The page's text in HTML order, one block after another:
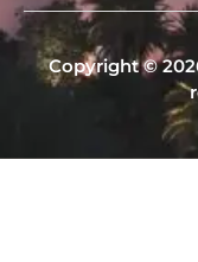
Copyright ©